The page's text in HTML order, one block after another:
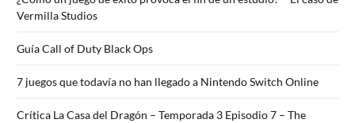
Vermilla Studios
Guía Call of Duty Black Ops
7 juegos que todavía no han llegado a Nintendo Switch Online
Crítica La Casa del Dragón – Temporada 3 Episodio 7 – The